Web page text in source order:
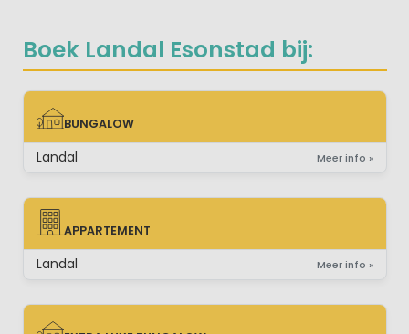
Boek Landal Esonstad bij:
BUNGALOW
BUNGALOW
Landal Meer info »
APPARTEMENT
APPARTEMENT
Landal Meer info »